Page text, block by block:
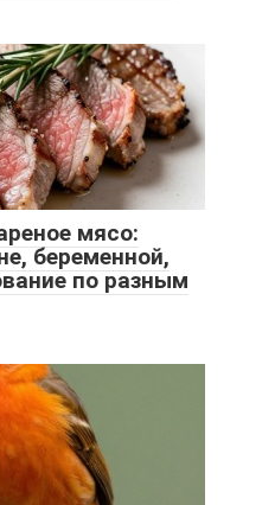
мясо:
беременной,
по разным